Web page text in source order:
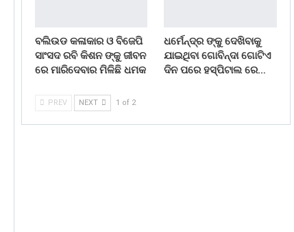
ବଲିଉଡ କଳାକାର ଓ ବିଜେପି
ସାଂସଦ ରବି କିଶନ ଙ୍କୁ ଜୀବନ
ରେ ମାରିଦେବାର ମିଳିଛି ଧମକ
ଧର୍ମେନ୍ଦ୍ର ଙ୍କୁ ଦେଖିବାକୁ
ଯାଇଥିବା ଗୋବିନ୍ଦା ଗୋଟିଏ
ଦିନ ପରେ ହସ୍ପିଟାଲ ରେ…
PREV NEXT 1 of 2